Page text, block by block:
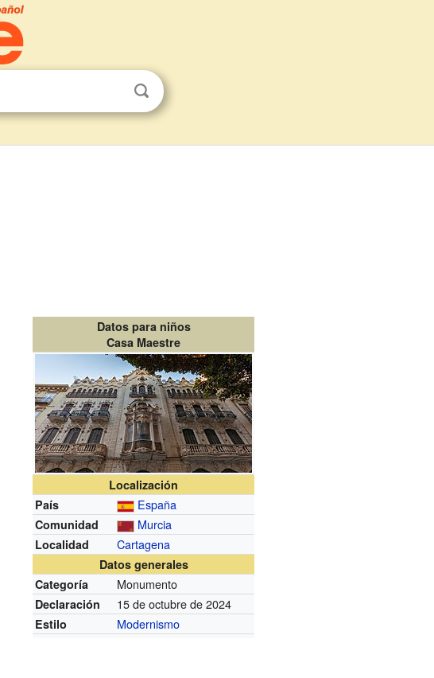
Datos para niños
Casa Maestre
Localización
País
España
Comunidad Murcia
Localidad Cartagena
Datos generales
Categoría
Monumento
Declaración 15 de octubre de 2024
Estilo Modernismo